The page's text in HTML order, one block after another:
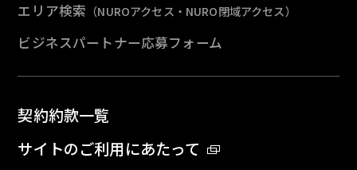
エリア検索 （NUROアクセス・NURO閉域アクセス）
ビジネスパートナー応募フォーム
契約約款一覧
サイトのご利用にあたって